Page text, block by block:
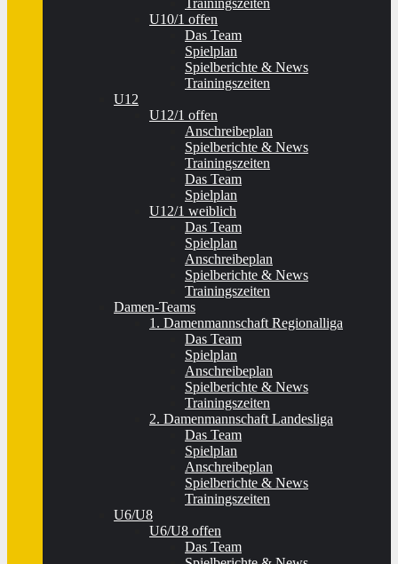
Trainingszeiten
U10/1 offen
Das Team
Spielplan
Spielberichte & News
Trainingszeiten
U12
U12/1 offen
Anschreibeplan
Spielberichte & News
Trainingszeiten
Das Team
Spielplan
U12/1 weiblich
Das Team
Spielplan
Anschreibeplan
Spielberichte & News
Trainingszeiten
Damen-Teams
1. Damenmannschaft Regionalliga
Das Team
Spielplan
Anschreibeplan
Spielberichte & News
Trainingszeiten
2. Damenmannschaft Landesliga
Das Team
Spielplan
Anschreibeplan
Spielberichte & News
Trainingszeiten
U6/U8
U6/U8 offen
Das Team